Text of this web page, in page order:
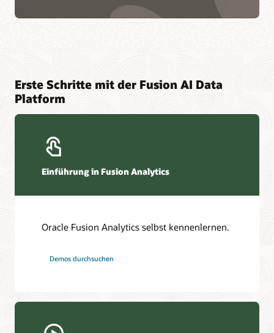
Erste Schritte mit der Fusion AI Data
Platform
Einführung in Fusion Analytics
Oracle Fusion Analytics selbst kennenlernen.
Demos durchsuchen